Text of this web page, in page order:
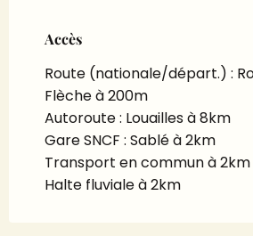
Accès
Accès
Route (nationale/départ.) :
Flèche à 200m
Autoroute : Louailles à 8km
Gare SNCF : Sablé à 2km
Transport en commun à 2km
Halte fluviale à 2km